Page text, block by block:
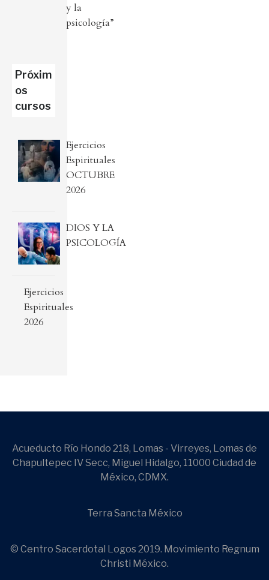
y la
psicología”
Próxim
os
cursos
Ejercicios
Espirituales
OCTUBRE
2026
DIOS Y LA
PSICOLOGÍA
Ejercicios
Espirituales
2026
Acueducto Río Hondo 218, Lomas - Virreyes, Lomas de
Chapultepec IV Secc, Miguel Hidalgo, 11000 Ciudad de
México, CDMX.
Terra Sancta México
© Centro Sacerdotal Logos 2019. Movimiento Regnum
Christi México.